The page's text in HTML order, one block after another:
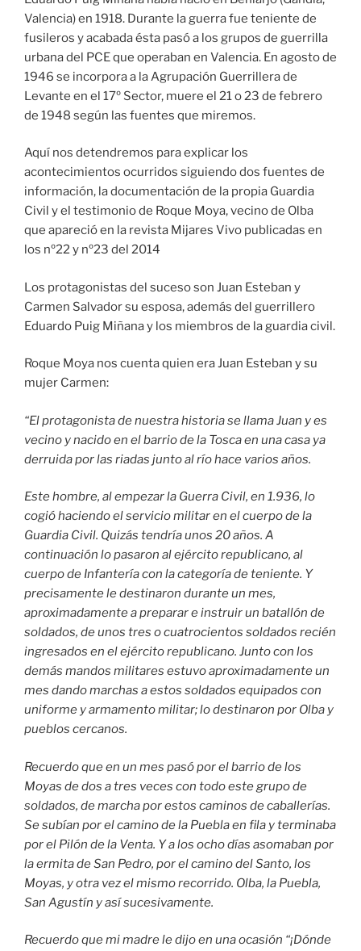
Valencia) en 1918. Durante la guerra fue teniente de
fusileros y acabada ésta pasó a los grupos de guerrilla
urbana del PCE que operaban en Valencia. En agosto de
1946 se incorpora a la Agrupación Guerrillera de
Levante en el 17º Sector, muere el 21 o 23 de febrero
de 1948 según las fuentes que miremos.
Aquí nos detendremos para explicar los
acontecimientos ocurridos siguiendo dos fuentes de
información, la documentación de la propia Guardia
Civil y el testimonio de Roque Moya, vecino de Olba
que apareció en la revista Mijares Vivo publicadas en
los nº22 y nº23 del 2014
Los protagonistas del suceso son Juan Esteban y
Carmen Salvador su esposa, además del guerrillero
Eduardo Puig Miñana y los miembros de la guardia civil.
Roque Moya nos cuenta quien era Juan Esteban y su
mujer Carmen:
“El protagonista de nuestra historia se llama Juan y es
vecino y nacido en el barrio de la Tosca en una casa ya
derruida por las riadas junto al río hace varios años.
Este hombre, al empezar la Guerra Civil, en 1.936, lo
cogió haciendo el servicio militar en el cuerpo de la
Guardia Civil. Quizás tendría unos 20 años. A
continuación lo pasaron al ejército republicano, al
cuerpo de Infantería con la categoría de teniente. Y
precisamente le destinaron durante un mes,
aproximadamente a preparar e instruir un batallón de
soldados, de unos tres o cuatrocientos soldados recién
ingresados en el ejército republicano. Junto con los
demás mandos militares estuvo aproximadamente un
mes dando marchas a estos soldados equipados con
uniforme y armamento militar; lo destinaron por Olba y
pueblos cercanos.
Recuerdo que en un mes pasó por el barrio de los
Moyas de dos a tres veces con todo este grupo de
soldados, de marcha por estos caminos de caballerías.
Se subían por el camino de la Puebla en fila y terminaba
por el Pilón de la Venta. Y a los ocho días asomaban por
la ermita de San Pedro, por el camino del Santo, los
Moyas, y otra vez el mismo recorrido. Olba, la Puebla,
San Agustín y así sucesivamente.
Recuerdo que mi madre le dijo en una ocasión “¡Dónde